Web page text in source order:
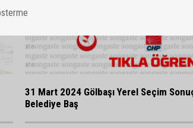
31 Mart 2024 Gölbaşı Yerel Seçim
Belediye Baş